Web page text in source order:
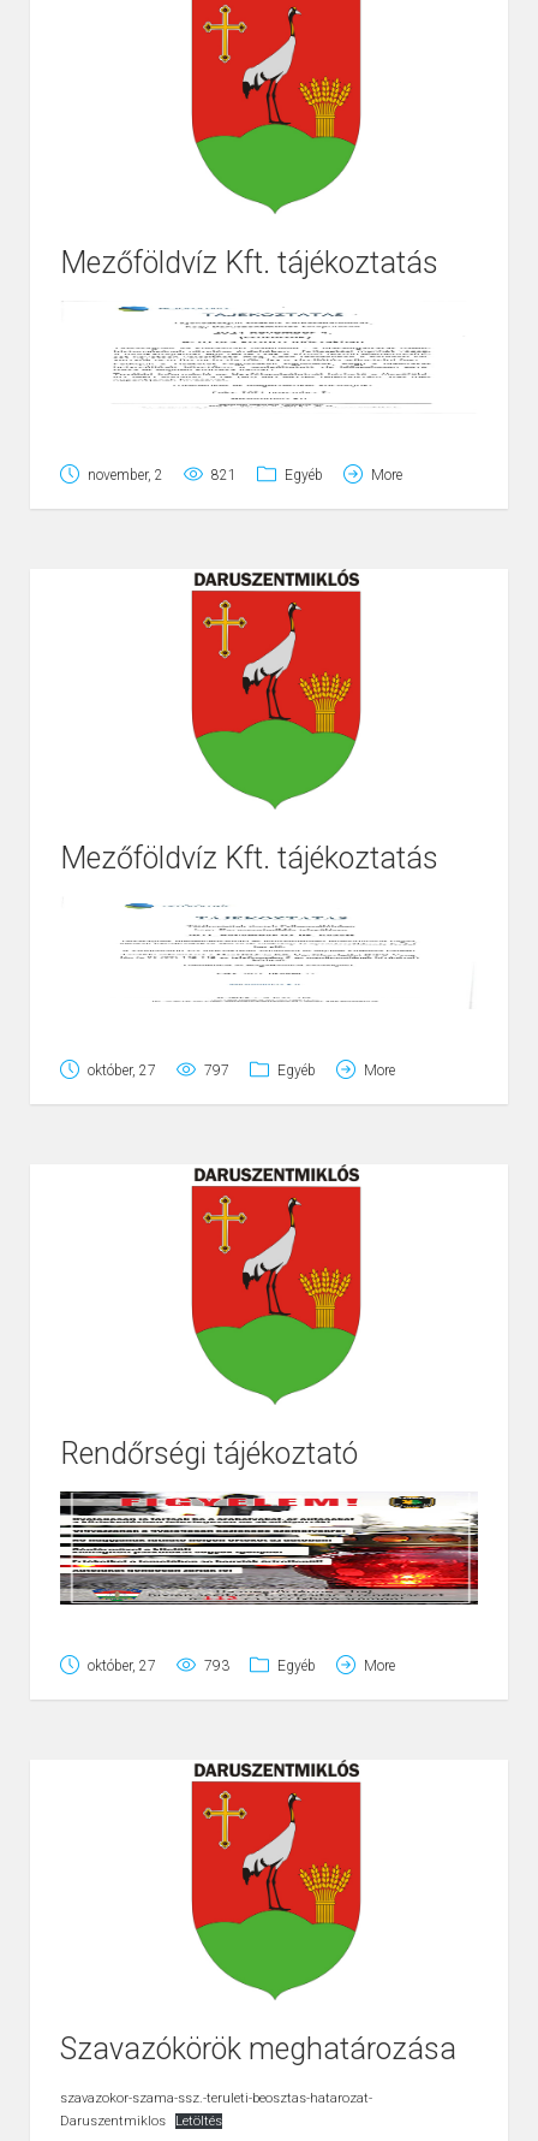
Mezőföldvíz Kft. tájékoztatás
november, 2 821 Egyéb More
Mezőföldvíz Kft. tájékoztatás
október, 27 797 Egyéb More
Rendőrségi tájékoztató
október, 27 793 Egyéb More
Szavazókörök meghatározása
szavazokor-szama-ssz.-teruleti-beosztas-hatarozat-
Daruszentmiklos
Letöltés